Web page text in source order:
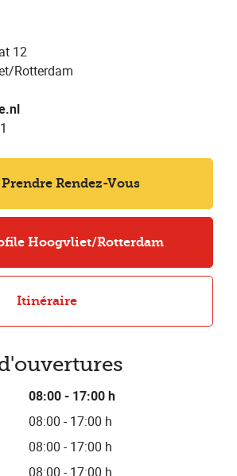
12
Rotterdam
Prendre Rendez-Vous
Hoogvliet/Rotterdam
Itinéraire
08:00 - 17:00 h
08:00 - 17:00 h
08:00 - 17:00 h
08:00 - 17:00 h